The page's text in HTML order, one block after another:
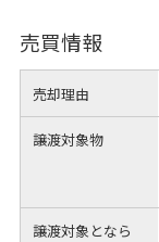
売買情報
売却理由
譲渡対象物
譲渡対象となら